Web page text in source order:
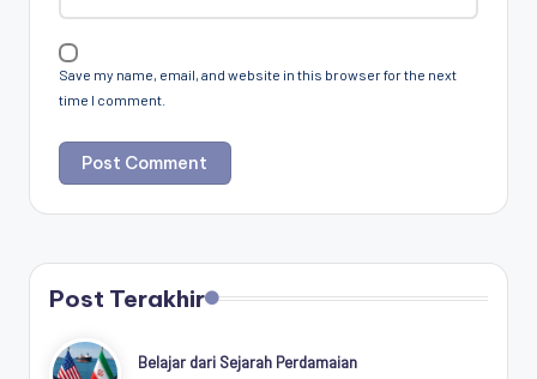
Save my name, email, and website in this browser for the next
time I comment.
Post Terakhir
Belajar dari Sejarah Perdamaian